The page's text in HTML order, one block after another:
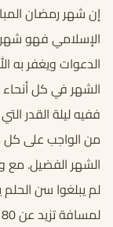
إن شهر رمضان
الإسلامي فهو شهر
الدعوات ويغفر به
الشهر في كل أنحاء
ففيه ليلة القدر
من الواجب على كل
الشهر الفضيل. مع
لم يبلغوا سن